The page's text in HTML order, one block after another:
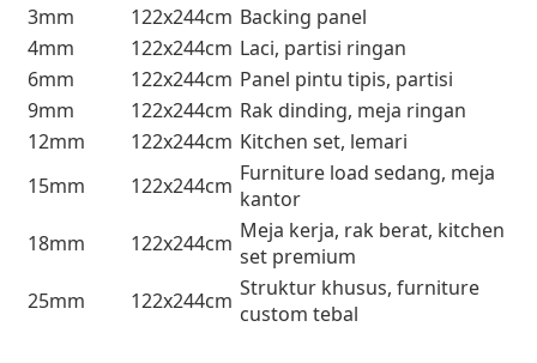
3mm
122x244cm Backing panel
4mm
122x244cm Laci, partisi ringan
6mm
122x244cm Panel pintu tipis, partisi
9mm
122x244cm Rak dinding, meja ringan
12mm
122x244cm Kitchen set, lemari
15mm
122x244cm Furniture load sedang, meja
kantor
18mm
122x244cm Meja kerja, rak berat, kitchen
set premium
25mm
122x244cm Struktur khusus, furniture
custom tebal